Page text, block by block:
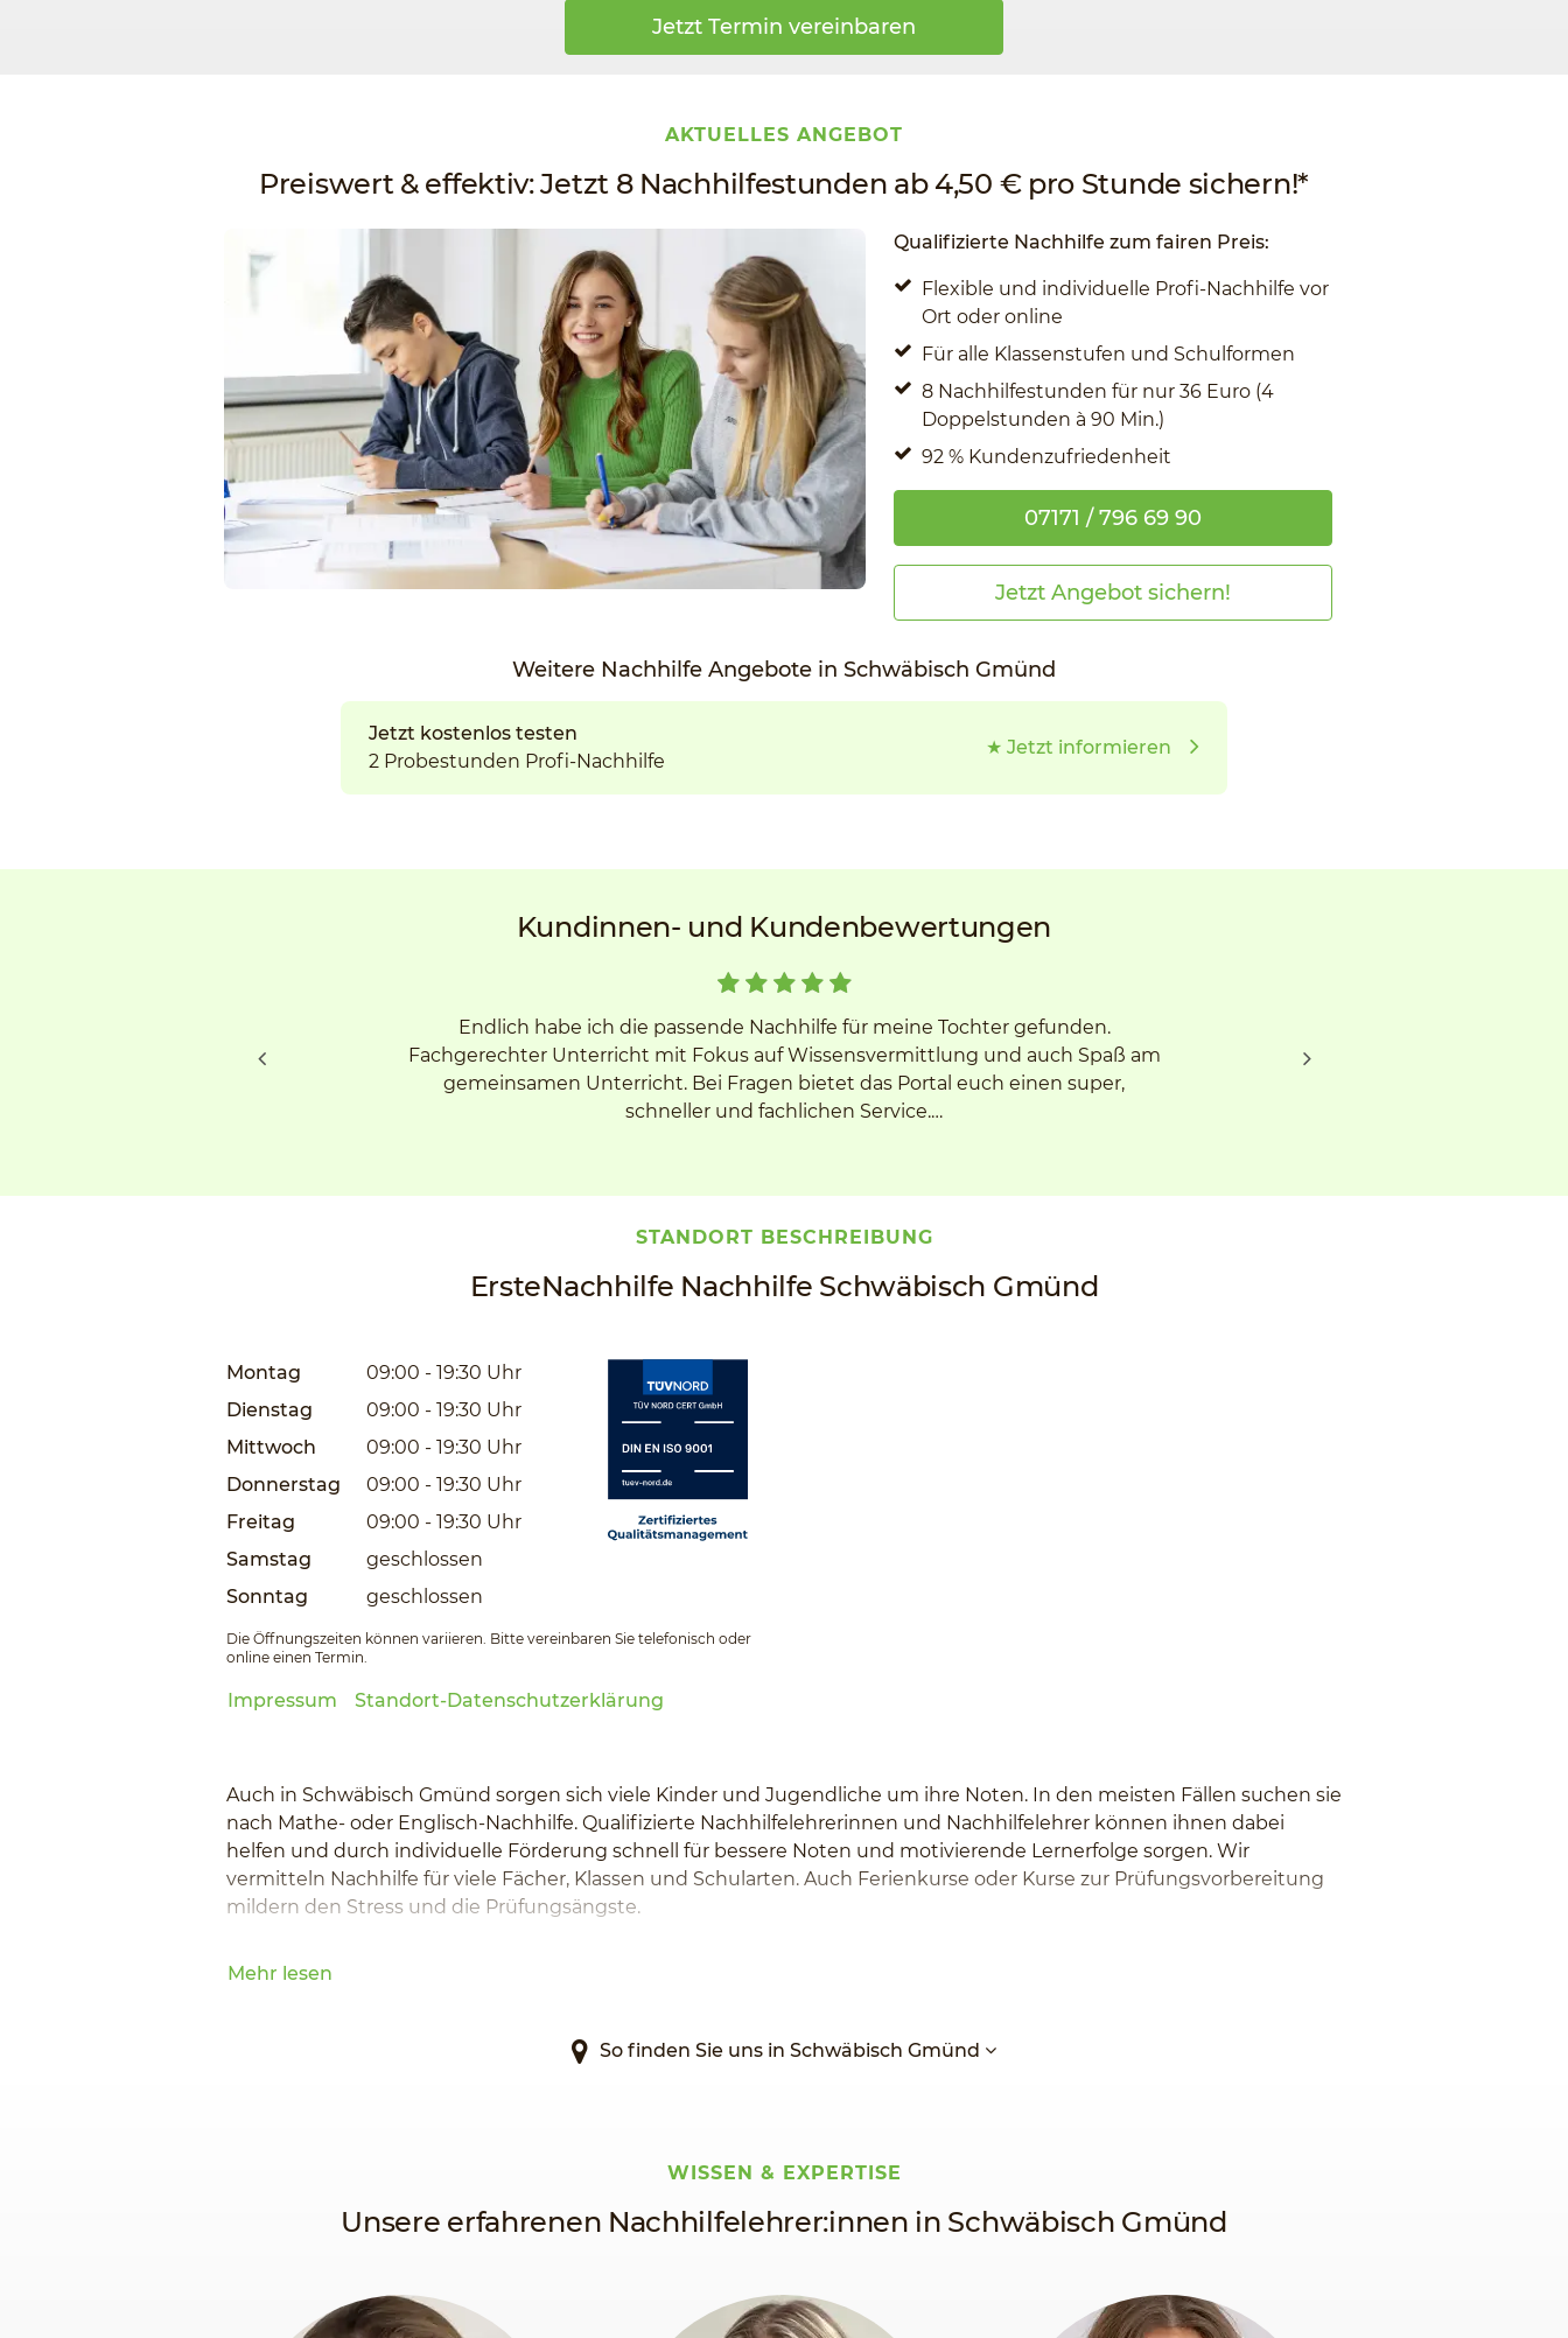
Jetzt Termin vereinbaren
AKTUELLES ANGEBOT
Preiswert & effektiv: Jetzt 8 Nachhilfestunden ab 4,50 € pro Stunde sichern!*
Qualifizierte Nachhilfe zum fairen Preis:
Flexible und individuelle Profi-Nachhilfe vor
Ort oder online
Für alle Klassenstufen und Schulformen
8 Nachhilfestunden für nur 36 Euro (4
Doppelstunden à 90 Min.)
92 % Kundenzufriedenheit
07171 / 796 69 90
Jetzt Angebot sichern!
Weitere Nachhilfe Angebote in Schwäbisch Gmünd
Jetzt kostenlos testen
2 Probestunden Profi-Nachhilfe
★ Jetzt informieren
Kundinnen- und Kundenbewertungen
Endlich habe ich die passende Nachhilfe für meine Tochter gefunden.
Fachgerechter Unterricht mit Fokus auf Wissensvermittlung und auch Spaß am
gemeinsamen Unterricht. Bei Fragen bietet das Portal euch einen super,
schneller und fachlichen Service.…
ErsteNachhilfe Nachhilfe Schwäbisch Gmünd
STANDORT BESCHREIBUNG
Montag 09:00 - 19:30 Uhr
Dienstag
09:00 - 19:30 Uhr
Mittwoch
09:00 - 19:30 Uhr
Donnerstag
09:00 - 19:30 Uhr
Freitag
09:00 - 19:30 Uhr
Samstag
geschlossen
Sonntag
geschlossen
Die Öffnungszeiten können variieren. Bitte vereinbaren Sie telefonisch oder
online einen Termin.
Impressum Standort-Datenschutzerklärung
Auch in Schwäbisch Gmünd sorgen sich viele Kinder und Jugendliche um ihre Noten. In den meisten Fällen suchen sie
nach Mathe- oder Englisch-Nachhilfe. Qualifizierte Nachhilfelehrerinnen und Nachhilfelehrer können ihnen dabei
helfen und durch individuelle Förderung schnell für bessere Noten und motivierende Lernerfolge sorgen. Wir
vermitteln Nachhilfe für viele Fächer, Klassen und Schularten. Auch Ferienkurse oder Kurse zur Prüfungsvorbereitung
mildern den Stress und die Prüfungsängste.
Mehr lesen
So finden Sie uns in Schwäbisch Gmünd
Unsere erfahrenen Nachhilfelehrer:innen in Schwäbisch Gmünd
WISSEN & EXPERTISE